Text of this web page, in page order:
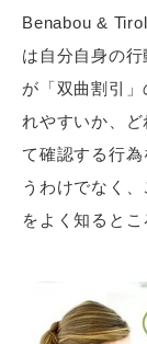
Benabou &
は自分自身の
が「双曲割引
れやすいか、
て確認する行
うわけでなく
をよく知ると